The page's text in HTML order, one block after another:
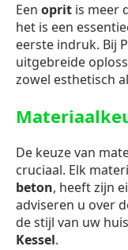
Een oprit is meer
het is een
eerste indruk. Bij
uitgebreide
zowel esthetisch
De keuze van
cruciaal. Elk
beton, heeft zijn
adviseren u over
de stijl van uw
Kessel.